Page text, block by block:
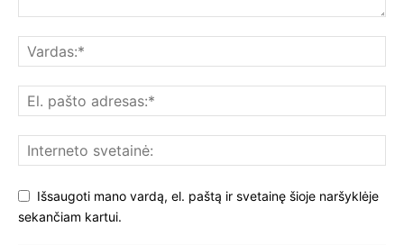
Išsaugoti mano vardą, el. paštą ir svetainę šioje naršyklėje
sekančiam kartui.